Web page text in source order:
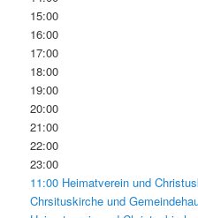
15:00
16:00
17:00
18:00
19:00
20:00
21:00
22:00
23:00
11:00 Heimatverein und
Chrsituskirche und